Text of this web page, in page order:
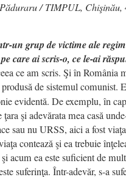
/TIMPUL, Chişinău,
un grup de victime ale
care ai scris-o, ce le-ai
ce am scris. Şi în România
de sistemul comunist.
evidentă. De exemplu, în
ţara şi adevărata mea casă
sau nu URSS, aici a fost
contează şi ea trebuie
acum ea este suficient de
suferinţa. Într-adevăr, s-a